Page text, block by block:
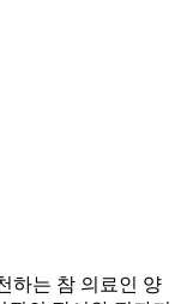
하는 참 의료인 양